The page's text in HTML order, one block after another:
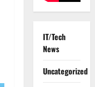
IT/Tech
News
Uncategorized